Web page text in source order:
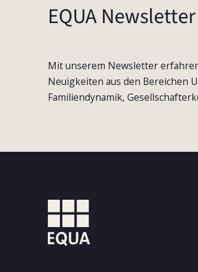
EQUA
Mit unserem Newsletter
Neuigkeiten aus den Bereichen
Familiendynamik,